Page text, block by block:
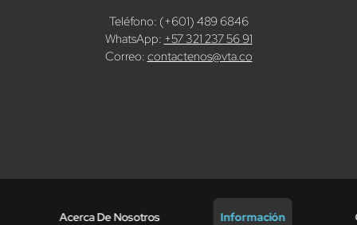
Teléfono: (+601) 489 6846
WhatsApp: +57 321 237 56 91
Correo: contactenos@vta.co
Acerca De Nosotros Información